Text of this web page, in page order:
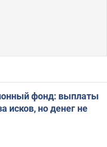
фонд: выплаты
исков, но денег не